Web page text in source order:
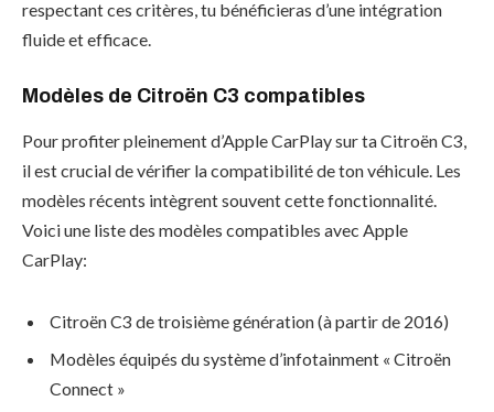
respectant ces critères, tu bénéficieras d’une intégration
fluide et efficace.
Modèles de Citroën C3 compatibles
Pour profiter pleinement d’Apple CarPlay sur ta Citroën C3,
il est crucial de vérifier la compatibilité de ton véhicule. Les
modèles récents intègrent souvent cette fonctionnalité.
Voici une liste des modèles compatibles avec Apple
CarPlay:
Citroën C3 de troisième génération (à partir de 2016)
Modèles équipés du système d’infotainment « Citroën
Connect »